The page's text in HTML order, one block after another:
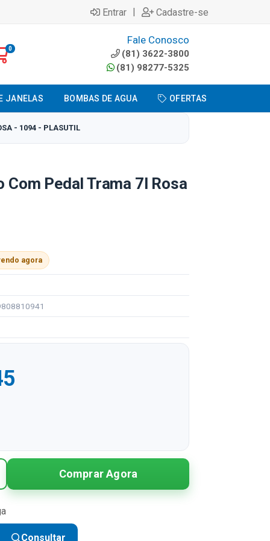
Entrar | Cadastre-se
0
Fale Conosco
(81) 3622-3800
(81) 98277-5325
JANELAS BOMBAS DE AGUA OFERTAS
- 1094 - PLASUTIL
Pedal Trama 7l Rosa
agora
R$ 37,45
R$ 18,73 sem juros
R$ 12,48 sem juros
Comprar Agora
Consultar